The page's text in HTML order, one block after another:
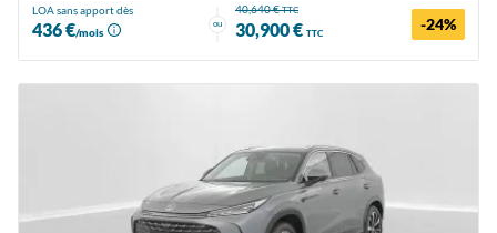
LOA sans apport dès
436 €/mois
ou
40,640 €TTC
30,900 € TTC -24%